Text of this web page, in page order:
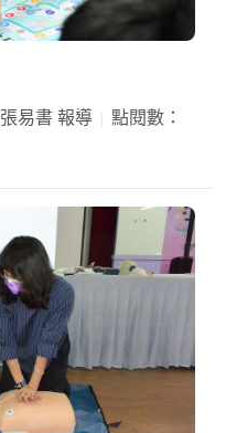
易書 報導
點閱數：